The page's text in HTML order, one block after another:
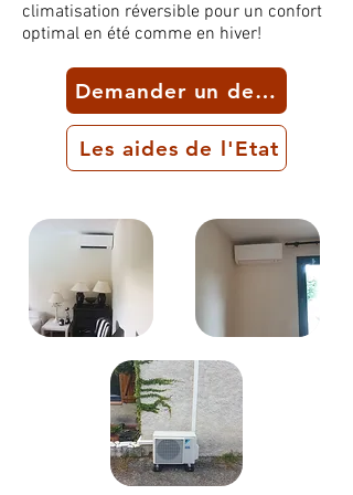
climatisation réversible pour un confort
optimal en été comme en hiver!
Demander un devis
Les aides de l'Etat